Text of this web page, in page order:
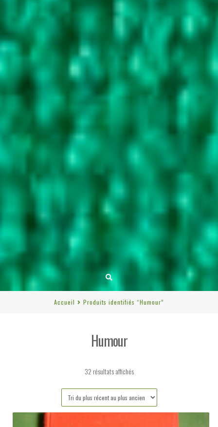
Accueil Produits identifiés “Humour”
Humour
32 résultats affichésTrié
plus
récent